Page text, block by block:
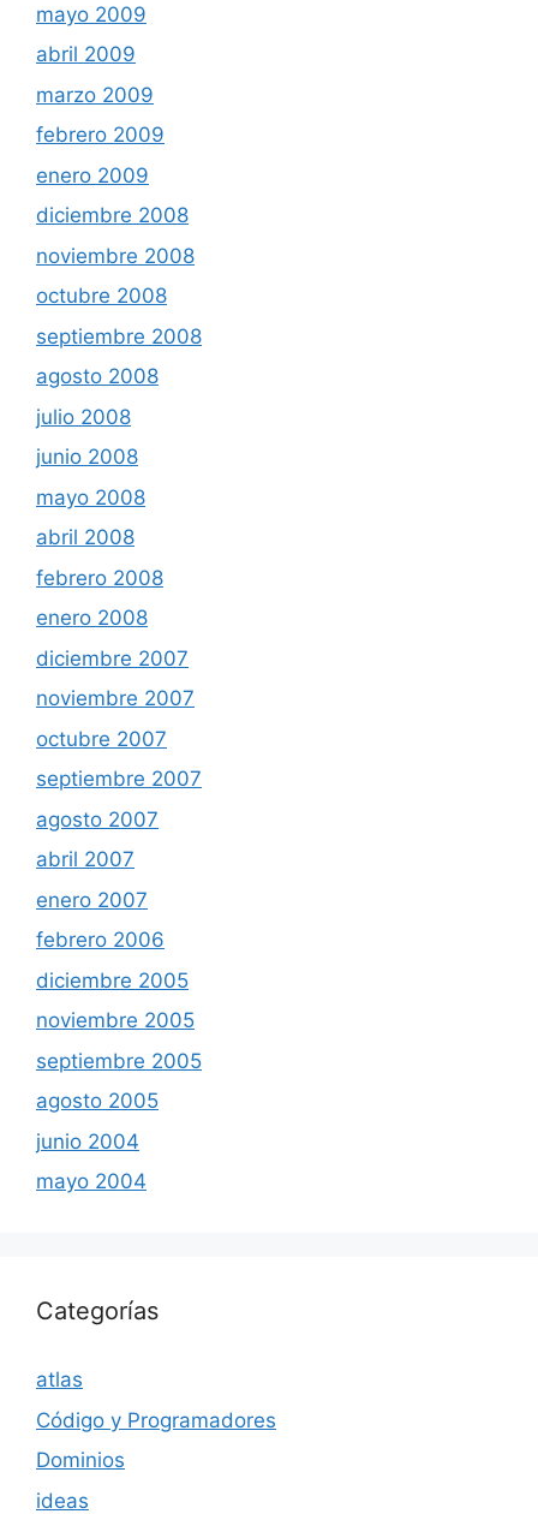
mayo 2009
abril 2009
marzo 2009
febrero 2009
enero 2009
diciembre 2008
noviembre 2008
octubre 2008
septiembre 2008
agosto 2008
julio 2008
junio 2008
mayo 2008
abril 2008
febrero 2008
enero 2008
diciembre 2007
noviembre 2007
octubre 2007
septiembre 2007
agosto 2007
abril 2007
enero 2007
febrero 2006
diciembre 2005
noviembre 2005
septiembre 2005
agosto 2005
junio 2004
mayo 2004
Categorías
atlas
Código y Programadores
Dominios
ideas